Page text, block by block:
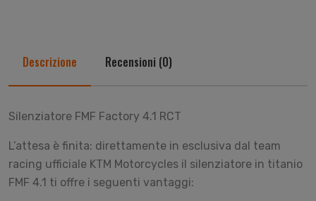
Descrizione Recensioni (0)
Silenziatore FMF Factory 4.1 RCT
L’attesa è finita: direttamente in esclusiva dal team
racing ufficiale KTM Motorcycles il silenziatore in titanio
FMF 4.1 ti offre i seguenti vantaggi: